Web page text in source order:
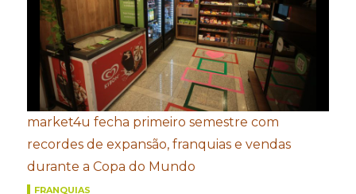
market4u fecha primeiro semestre com
recordes de expansão, franquias e vendas
durante a Copa do Mundo
FRANQUIAS